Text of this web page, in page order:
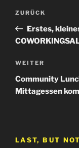
Vorheriger
Beitrag
ZURÜCK
Erstes,
Nächster
Beitrag
WEITER
Community
Mittagessen
LAST, BUT